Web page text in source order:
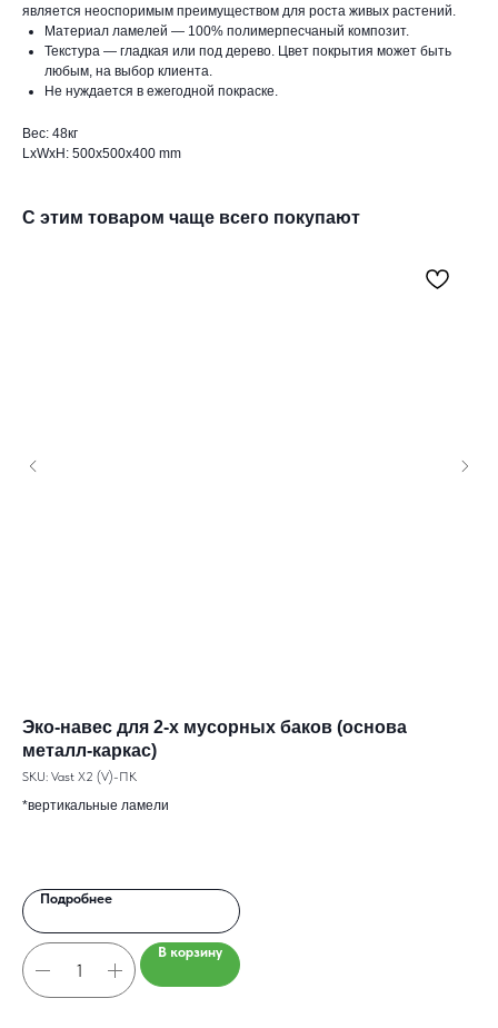
является неоспоримым преимуществом для роста живых растений.
Материал ламелей — 100% полимерпесчаный композит.
Текстура — гладкая или под дерево. Цвет покрытия может быть
любым, на выбор клиента.
Не нуждается в ежегодной покраске.
Вес: 48кг
LxWxH: 500x500x400 mm
С этим товаром чаще всего покупают
Эко-навес для 2-х мусорных баков (основа
металл-каркас)
SKU: Vast X2 (V)-ПК
*вертикальные ламели
Подробнее
В корзину